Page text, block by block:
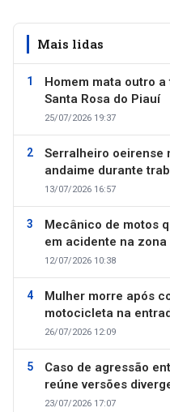
Mais lidas
Homem mata outro
Santa Rosa do Piauí
25/07/2026 19:37
Serralheiro oeirense
andaime durante
13/07/2026 16:57
Mecânico de motos
em acidente na
12/07/2026 10:38
Mulher morre após
motocicleta na
26/07/2026 12:09
Caso de agressão
reúne versões
23/07/2026 17:07